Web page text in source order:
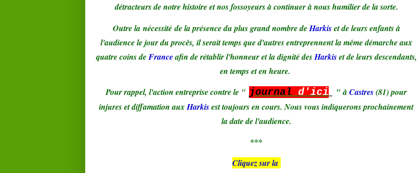
détracteurs de notre histoire et nos fossoyeurs à continuer à nous humilier de la sorte.
Outre la nécessité de la présence du plus grand nombre deHarkiset de leurs enfants à
l'audience le jour du procès, il serait temps que d'autres entreprennent la même démarche aux
quatre coins deFranceafin de rétablir l'honneur et la dignité desHarkiset de leurs descendants,
en temps et en heure.
Pour rappel, l'action entreprise contre le " journal d'ici " àCastres(81) pour
injures et diffamation auxHarkisest toujours en cours. Nous vous indiquerons prochainement
la date de l'audience.
***
Cliquez sur la